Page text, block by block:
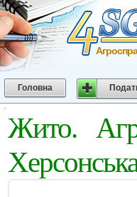
Головна
Жито.